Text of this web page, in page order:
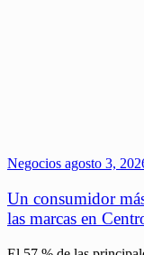
Negocios agosto 3,
Un consumidor
las marcas en